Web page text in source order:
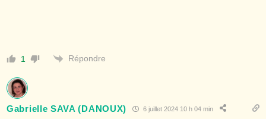
1 Répondre
Gabrielle SAVA (DANOUX) 6 juillet 2024 10 h 04 min